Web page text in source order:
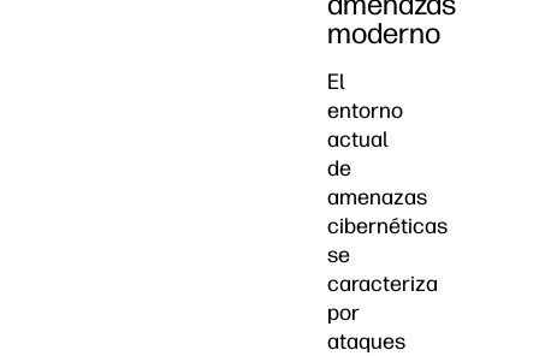
moderno
El
entorno
actual
de
amenazas
cibernéticas
se
caracteriza
por
ataques